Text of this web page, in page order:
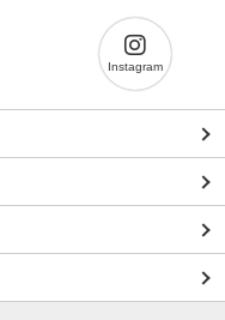
Instagram